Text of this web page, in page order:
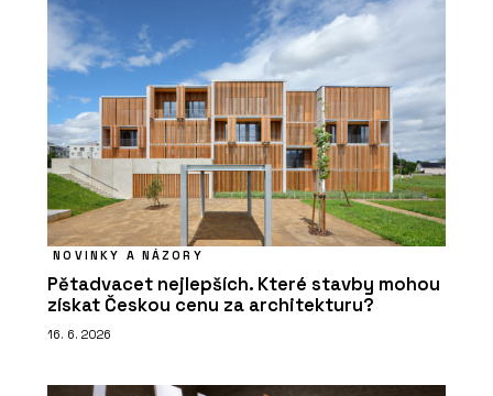
NOVINKY A NÁZORY
Pětadvacet nejlepších. Které stavby mohou
získat Českou cenu za architekturu?
16. 6. 2026